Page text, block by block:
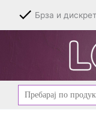
content
Брза и
Барај
за: